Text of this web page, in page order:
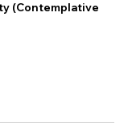
(Contemplative